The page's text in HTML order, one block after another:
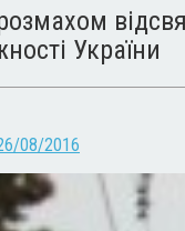
України
08/2016